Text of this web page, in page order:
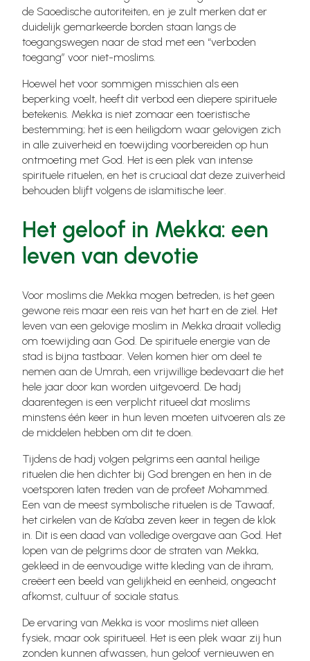
de Saoedische autoriteiten, en je zult merken dat er
duidelijk gemarkeerde borden staan langs de
toegangswegen naar de stad met een “verboden
toegang” voor niet-moslims.
Hoewel het voor sommigen misschien als een
beperking voelt, heeft dit verbod een diepere spirituele
betekenis. Mekka is niet zomaar een toeristische
bestemming; het is een heiligdom waar gelovigen zich
in alle zuiverheid en toewijding voorbereiden op hun
ontmoeting met God. Het is een plek van intense
spirituele rituelen, en het is cruciaal dat deze zuiverheid
behouden blijft volgens de islamitische leer.
Het geloof in Mekka: een
leven van devotie
Voor moslims die Mekka mogen betreden, is het geen
gewone reis maar een reis van het hart en de ziel. Het
leven van een gelovige moslim in Mekka draait volledig
om toewijding aan God. De spirituele energie van de
stad is bijna tastbaar. Velen komen hier om deel te
nemen aan de Umrah, een vrijwillige bedevaart die het
hele jaar door kan worden uitgevoerd. De hadj
daarentegen is een verplicht ritueel dat moslims
minstens één keer in hun leven moeten uitvoeren als ze
de middelen hebben om dit te doen.
Tijdens de hadj volgen pelgrims een aantal heilige
rituelen die hen dichter bij God brengen en hen in de
voetsporen laten treden van de profeet Mohammed.
Een van de meest symbolische rituelen is de Tawaaf,
het cirkelen van de Ka’aba zeven keer in tegen de klok
in. Dit is een daad van volledige overgave aan God. Het
lopen van de pelgrims door de straten van Mekka,
gekleed in de eenvoudige witte kleding van de ihram,
creëert een beeld van gelijkheid en eenheid, ongeacht
afkomst, cultuur of sociale status.
De ervaring van Mekka is voor moslims niet alleen
fysiek, maar ook spiritueel. Het is een plek waar zij hun
zonden kunnen afwassen, hun geloof vernieuwen en